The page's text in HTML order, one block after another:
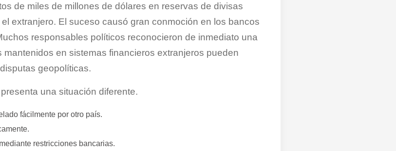
de miles de millones de dólares en reservas de divisas
extranjero. El suceso causó gran conmoción en los bancos
responsables políticos reconocieron de inmediato una
mantenidos en sistemas financieros extranjeros pueden
geopolíticas.
una situación diferente.
fácilmente por otro país.
restricciones bancarias.